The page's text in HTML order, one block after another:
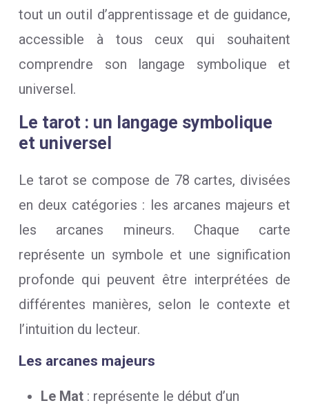
tout un outil d’apprentissage et de guidance,
accessible à tous ceux qui souhaitent
comprendre son langage symbolique et
universel.
Le tarot : un langage symbolique
et universel
Le tarot se compose de 78 cartes, divisées
en deux catégories : les arcanes majeurs et
les arcanes mineurs. Chaque carte
représente un symbole et une signification
profonde qui peuvent être interprétées de
différentes manières, selon le contexte et
l’intuition du lecteur.
Les arcanes majeurs
Le Mat : représente le début d’un